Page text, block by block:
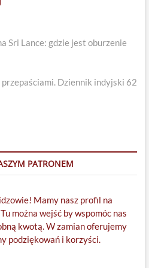
Sri Lance: gdzie jest oburzenie
Dziennik indyjski 62
PATRONEM
Mamy nasz profil na
można wejść by wspomóc nas
kwotą. W zamian oferujemy
podziękowań i korzyści.